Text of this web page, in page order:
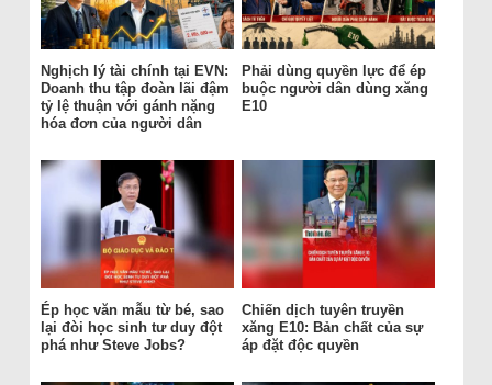
Nghịch lý tài chính tại EVN:
Doanh thu tập đoàn lãi đậm
tỷ lệ thuận với gánh nặng
hóa đơn của người dân
Phải dùng quyền lực để ép
buộc người dân dùng xăng
E10
Ép học văn mẫu từ bé, sao
lại đòi học sinh tư duy đột
phá như Steve Jobs?
Chiến dịch tuyên truyền
xăng E10: Bản chất của sự
áp đặt độc quyền